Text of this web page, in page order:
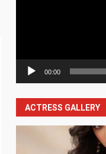
00:00
ACTRESS GALLERY